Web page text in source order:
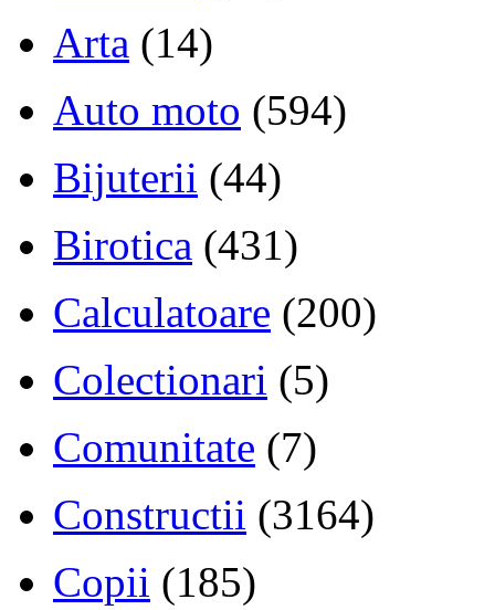
Arta (14)
Auto moto (594)
Bijuterii (44)
Birotica (431)
Calculatoare (200)
Colectionari (5)
Comunitate (7)
Constructii (3164)
Copii (185)